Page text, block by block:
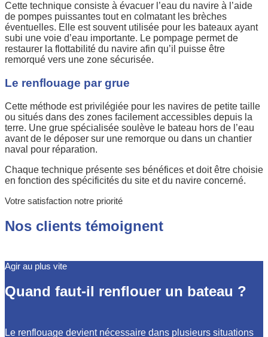
Cette technique consiste à évacuer l’eau du navire à l’aide
de pompes puissantes tout en colmatant les brèches
éventuelles. Elle est souvent utilisée pour les bateaux ayant
subi une voie d’eau importante. Le pompage permet de
restaurer la flottabilité du navire afin qu’il puisse être
remorqué vers une zone sécurisée.
Le renflouage par grue
Cette méthode est privilégiée pour les navires de petite taille
ou situés dans des zones facilement accessibles depuis la
terre. Une grue spécialisée soulève le bateau hors de l’eau
avant de le déposer sur une remorque ou dans un chantier
naval pour réparation.
Chaque technique présente ses bénéfices et doit être choisie
en fonction des spécificités du site et du navire concerné.
Votre satisfaction notre priorité
Nos clients témoignent
Agir au plus vite
Quand faut-il renflouer un bateau ?
Le renflouage devient nécessaire dans plusieurs situations